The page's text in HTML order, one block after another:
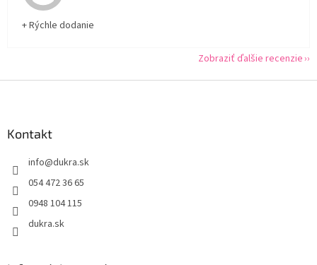
+ Rýchle dodanie
Zobraziť ďalšie recenzie
Kontakt
info@dukra.sk
054 472 36 65
0948 104 115
dukra.sk